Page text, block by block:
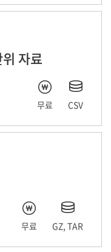
자료
무료 CSV
무료 GZ, TAR